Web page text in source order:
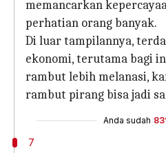
memancarkan
perhatian orang banyak.
Di luar tampilannya,
ekonomi, terutama bagi
rambut lebih melanasi,
rambut pirang bisa jadi
Anda sudah
7